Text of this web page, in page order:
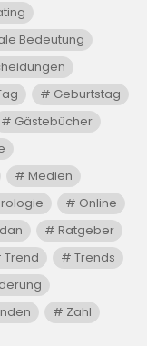
Bedeutung
Geburtstag
Gästebücher
Medien
Online
Ratgeber
Trend
Trends
Zahl